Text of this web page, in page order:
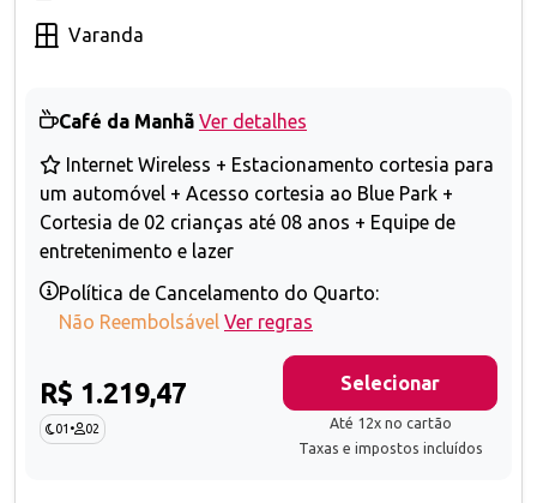
Varanda
Café da Manhã Ver detalhes
Internet Wireless + Estacionamento cortesia para
um automóvel + Acesso cortesia ao Blue Park +
Cortesia de 02 crianças até 08 anos + Equipe de
entretenimento e lazer
Política de Cancelamento do Quarto:
Não Reembolsável Ver regras
R$ 1.219,47
01 • 02
Selecionar
Até 12x no cartão
Taxas e impostos incluídos